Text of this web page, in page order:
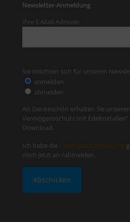
Newsletter-Anmeldung
Ihre E-Mail-Adresse:
Sie möchten sich für unseren
anmelden
abmelden
Als Dankeschön erhalten Sie
Vermögensschutz mit Edelmetallen“
Download.
Ich habe die Datenschutzerklärung
mich jetzt an-/abmelden.